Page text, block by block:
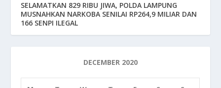
SELAMATKAN 829 RIBU JIWA, POLDA LAMPUNG
MUSNAHKAN NARKOBA SENILAI RP264,9 MILIAR DAN
166 SENPI ILEGAL
DECEMBER 2020